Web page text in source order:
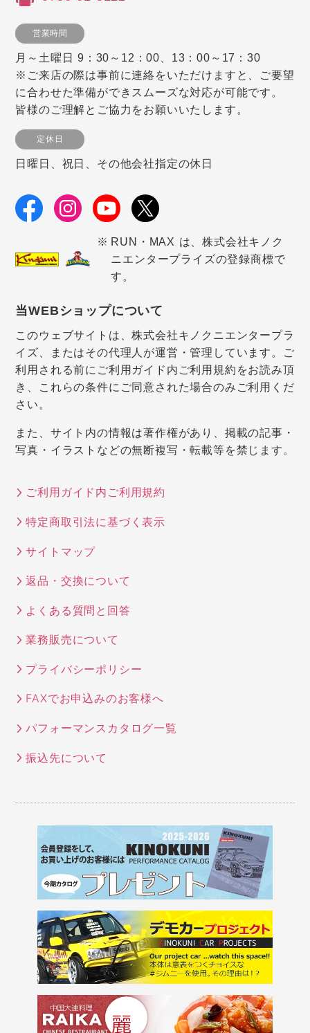
営業時間
月～土曜日 9：30～12：00、13：00～17：30
※ご来店の際は事前に連絡をいただけますと、ご要望
に合わせた準備ができスムーズな対応が可能です。
皆様のご理解とご協力をお願いいたします。
定休日
日曜日、祝日、その他会社指定の休日
RUN・MAX は、株式会社キノク
ニエンタープライズの登録商標で
す。
当WEBショップについて
このウェブサイトは、株式会社キノクニエンタープラ
イズ、またはその代理人が運営・管理しています。ご
利用される前にご利用ガイド内ご利用規約をお読み頂
き、これらの条件にご同意された場合のみご利用くだ
さい。
また、サイト内の情報は著作権があり、掲載の記事・
写真・イラストなどの無断複写・転載等を禁じます。
ご利用ガイド内ご利用規約
特定商取引法に基づく表示
サイトマップ
返品・交換について
よくある質問と回答
業務販売について
プライバシーポリシー
FAXでお申込みのお客様へ
パフォーマンスカタログ一覧
振込先について